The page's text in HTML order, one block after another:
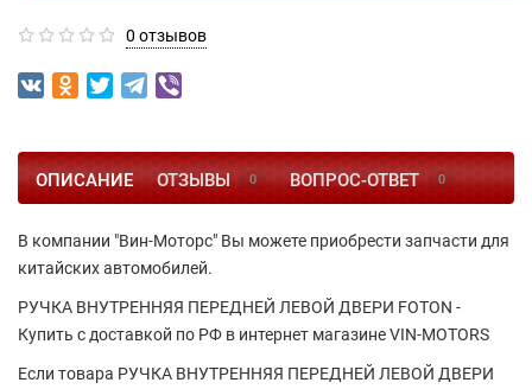
0 отзывов
ОПИСАНИЕ ОТЗЫВЫ 0 ВОПРОС-ОТВЕТ 0
В компании "Вин-Моторс" Вы можете приобрести запчасти для
китайских автомобилей.
РУЧКА ВНУТРЕННЯЯ ПЕРЕДНЕЙ ЛЕВОЙ ДВЕРИ FOTON -
Купить с доставкой по РФ в интернет магазине VIN-MOTORS
Если товара РУЧКА ВНУТРЕННЯЯ ПЕРЕДНЕЙ ЛЕВОЙ ДВЕРИ